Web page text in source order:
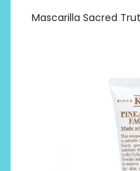
Mascarilla Sacred